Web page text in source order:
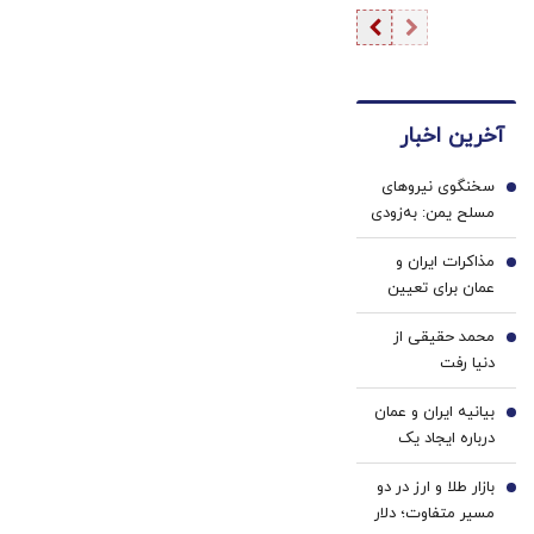
باری/ محموله
نظامی هدف
آخرین اخبار
سخنگوی نیروهای
مسلح یمن: به‌زودی
بیانیه مهم درباره
یک عملیات
گسترده صادر
می‌شود
1
مذاکرات ایران و
عمان برای تعیین
تعرفه ۳ تا ۷
درصدی در تنگه
هرمز / رویترز خبر
داد
2
محمد حقیقی از
دنیا رفت
3
بیانیه ایران و عمان
درباره ایجاد یک
گذرگاه موقت در
تنگه هرمز چه زمان
منتشر می شود؟
4
بازار طلا و ارز در دو
مسیر متفاوت؛ دلار
5